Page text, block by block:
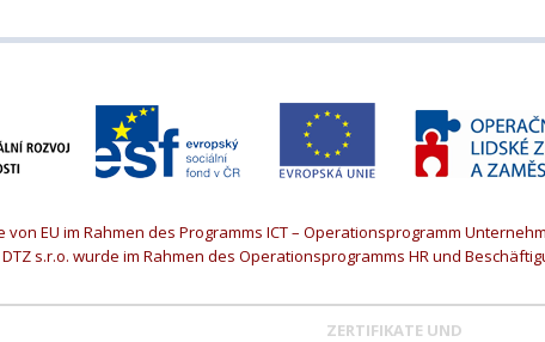
von EU im Rahmen des Programms ICT – Operationsprogramm
s.r.o. wurde im Rahmen des Operationsprogramms HR und
ZERTIFIKATE UND